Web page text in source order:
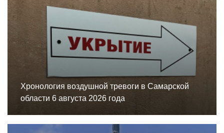
Хронология воздушной тревоги в Самарской
области 6 августа 2026 года